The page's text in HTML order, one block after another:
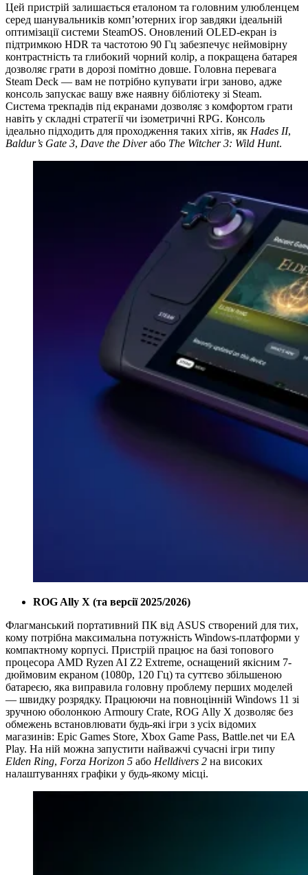
Цей пристрій залишається еталоном та головним улюбленцем
серед шанувальників комп’ютерних ігор завдяки ідеальній
оптимізації системи SteamOS. Оновлений OLED-екран із
підтримкою HDR та частотою 90 Гц забезпечує неймовірну
контрастність та глибокий чорний колір, а покращена батарея
дозволяє грати в дорозі помітно довше. Головна перевага
Steam Deck — вам не потрібно купувати ігри заново, адже
консоль запускає вашу вже наявну бібліотеку зі Steam.
Система трекпадів під екранами дозволяє з комфортом грати
навіть у складні стратегії чи ізометричні RPG. Консоль
ідеально підходить для проходження таких хітів, як Hades II,
Baldur’s Gate 3, Dave the Diverабо The Witcher 3: Wild Hunt.
ROG Ally X (та версії 2025/2026)
Флагманський портативний ПК від ASUS створений для тих,
кому потрібна максимальна потужність Windows-платформи у
компактному корпусі. Пристрій працює на базі топового
процесора AMD Ryzen AI Z2 Extreme, оснащений якісним 7-
дюймовим екраном (1080p, 120 Гц) та суттєво збільшеною
батареєю, яка виправила головну проблему перших моделей
— швидку розрядку. Працюючи на повноцінній Windows 11 зі
зручною оболонкою Armoury Crate, ROG Ally X дозволяє без
обмежень встановлювати будь-які ігри з усіх відомих
магазинів: Epic Games Store, Xbox Game Pass, Battle.net чи EA
Play. На ній можна запустити найважчі сучасні ігри типу
Elden Ring, Forza Horizon 5 або Helldivers 2 на високих
налаштуваннях графіки у будь-якому місці.